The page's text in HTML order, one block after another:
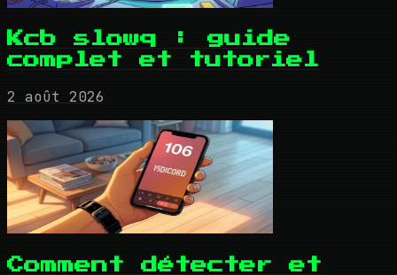
Kcb slowq : guide
complet et tutoriel
2 août 2026
Comment détecter et